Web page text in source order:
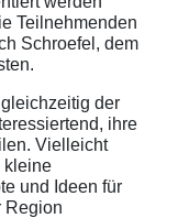
Teilnehmenden
Schroefel, dem
der
ihre
Vielleicht
kleine
und Ideen für
Region